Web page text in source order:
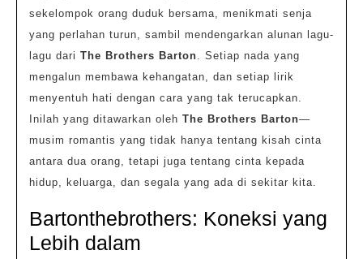
sekelompok orang duduk bersama, menikmati senja
yang perlahan turun, sambil mendengarkan alunan lagu-
lagu dari The Brothers Barton. Setiap nada yang
mengalun membawa kehangatan, dan setiap lirik
menyentuh hati dengan cara yang tak terucapkan.
Inilah yang ditawarkan oleh The Brothers Barton—
musim romantis yang tidak hanya tentang kisah cinta
antara dua orang, tetapi juga tentang cinta kepada
hidup, keluarga, dan segala yang ada di sekitar kita.
Bartonthebrothers: Koneksi yang
Lebih dalam